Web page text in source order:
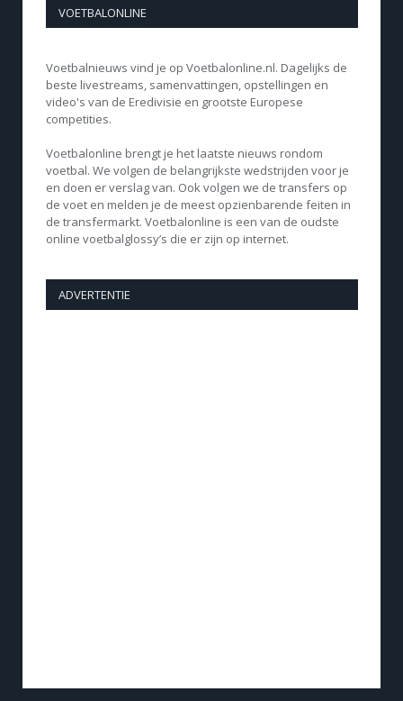
VOETBALONLINE
Voetbalnieuws vind je op Voetbalonline.nl. Dagelijks de
beste livestreams, samenvattingen, opstellingen en
video's van de Eredivisie en grootste Europese
competities.
Voetbalonline brengt je het laatste nieuws rondom
voetbal. We volgen de belangrijkste wedstrijden voor je
en doen er verslag van. Ook volgen we de transfers op
de voet en melden je de meest opzienbarende feiten in
de transfermarkt. Voetbalonline is een van de oudste
online voetbalglossy’s die er zijn op internet.
ADVERTENTIE